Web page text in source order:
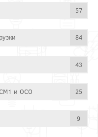
57
84
43
и ОСО 25
9